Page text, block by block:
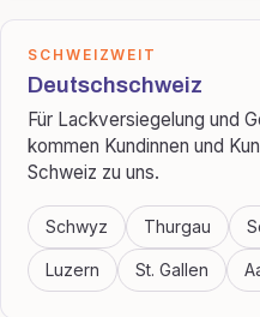
SCHWEIZWEIT
Deutschschweiz
Für Lackversiegelung und
kommen Kundinnen und
Schweiz zu uns.
Schwyz Thurgau
Luzern St. Gallen